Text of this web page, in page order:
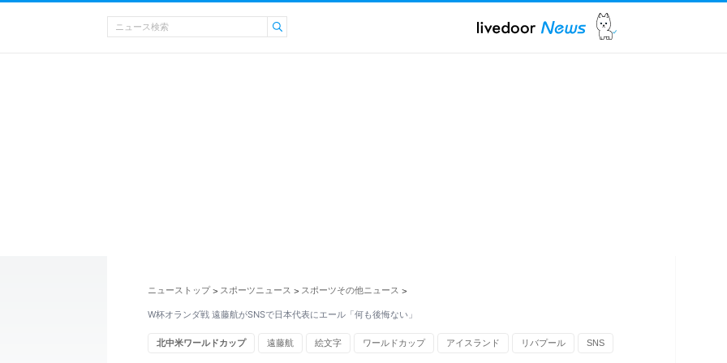
ニューストップ > スポーツニュース > スポーツその他ニュース >
W杯オランダ戦 遠藤航がSNSで日本代表にエール「何も後悔ない」
北中米ワールドカップ 遠藤航 絵文字 ワールドカップ アイスランド リバプール SNS